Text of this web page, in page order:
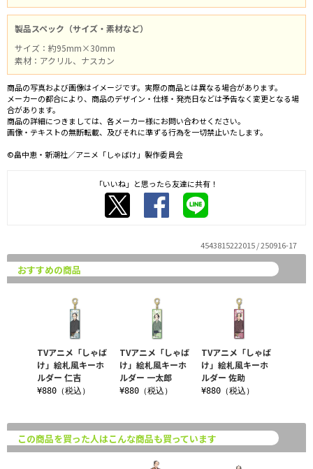
製品スペック（サイズ・素材など）
サイズ：約95mm×30mm
素材：アクリル、ナスカン
商品の写真および画像はイメージです。実際の商品とは異なる場合があります。
メーカーの都合により、商品のデザイン・仕様・発売日などは予告なく変更となる場
合があります。
商品の詳細につきましては、各メーカー様にお問い合わせください。
画像・テキストの無断転載、及びそれに準ずる行為を一切禁止いたします。
©畠中恵・新潮社／アニメ「しゃばけ」製作委員会
「いいね」と思ったら友達に共有！
4543815222015 / 250916-17
おすすめの商品
TVアニメ「しゃば
け」絵札風キーホ
ルダー 一太郎
¥880（税込）
TVアニメ「しゃば
け」絵札風キーホ
ルダー 佐助
¥880（税込）
TVアニメ「しゃば
け」絵札風キーホ
ルダー 仁吉
¥880（税込）
この商品を買った人はこんな商品も買っています